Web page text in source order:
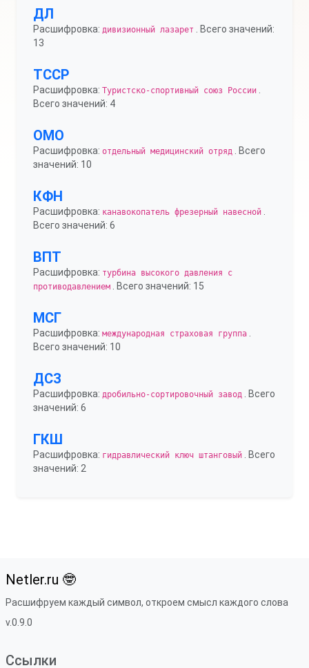
ДЛ
Расшифровка: дивизионный лазарет
. Всего значений:
13
ТССР
Расшифровка: Туристско-спортивный союз России
Всего значений: 4
ОМО
Расшифровка: отдельный медицинский отряд . Всего
значений: 10
КФН
Расшифровка: канавокопатель фрезерный навесной
Всего значений: 6
ВПТ
Расшифровка: турбина высокого давления с
противодавлением . Всего значений: 15
МСГ
Расшифровка: международная страховая группа
Всего значений: 10
ДСЗ
Расшифровка: дробильно-сортировочный завод . Всего
значений: 6
ГКШ
Расшифровка: гидравлический ключ штанговый . Всего
значений: 2
Netler.ru 🤓
Расшифруем каждый символ, откроем смысл каждого слова
v.0.9.0
Ссылки